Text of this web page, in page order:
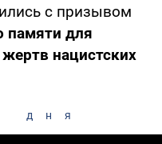
с призывом
памяти для
нацистских
дня